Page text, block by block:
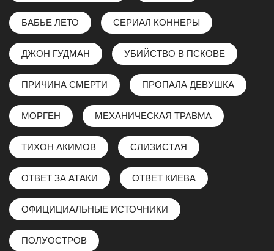
БАБЬЕ ЛЕТО СЕРИАЛ КОННЕРЫ
ДЖОН ГУДМАН УБИЙСТВО В ПСКОВЕ
ПРИЧИНА СМЕРТИ ПРОПАЛА ДЕВУШКА
МОРГЕН МЕХАНИЧЕСКАЯ ТРАВМА
ТИХОН АКИМОВ СЛИЗИСТАЯ
ОТВЕТ ЗА АТАКИ ОТВЕТ КИЕВА
ОФИЦИЦИАЛЬНЫЕ ИСТОЧНИКИ
ПОЛУОСТРОВ